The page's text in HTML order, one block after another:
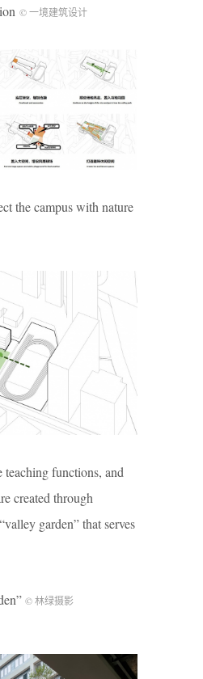
© 一境建筑设计
the campus with nature
functions, and
created through
garden” that serves
© 林绿摄影